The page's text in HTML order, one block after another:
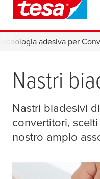
adesiva per
Nastri
Nastri biadesivi
convertitori,
nostro ampio